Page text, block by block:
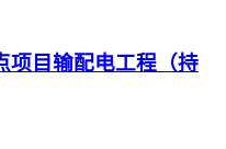
项目输配电工程（持